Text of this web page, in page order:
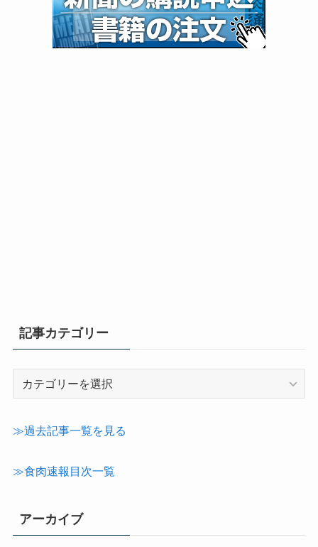
記事カテゴリー
テ
≫過去記事一覧を見る
≫食肉速報目次一覧
アーカイブ